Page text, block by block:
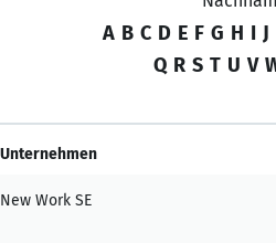
A B C D E F G H I J
Q R S T U V
Unternehmen
New Work SE